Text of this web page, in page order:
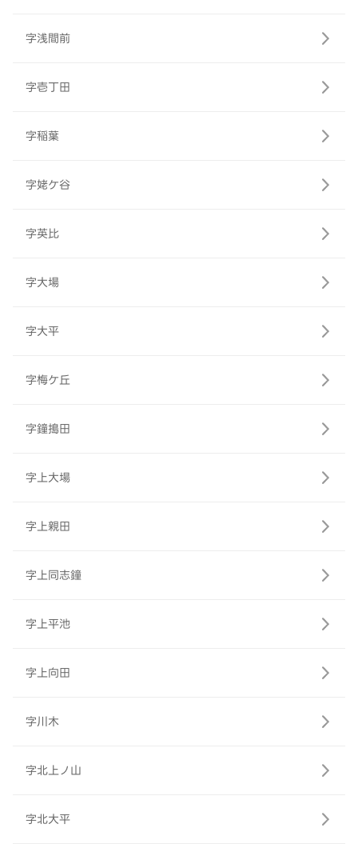
字浅間前
字壱丁田
字稲葉
字姥ケ谷
字英比
字大場
字大平
字梅ケ丘
字鐘搗田
字上大場
字上親田
字上同志鐘
字上平池
字上向田
字川木
字北上ノ山
字北大平